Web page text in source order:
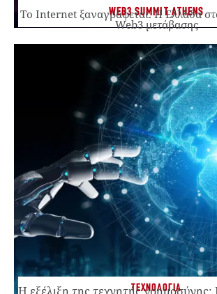
WEB3 SUMMIT ATHENS
Το Internet ξαναγράφεται. Η Ελλάδα
Web3 μετάβασης
ΤΕΧΝΟΛΟΓΙΑ